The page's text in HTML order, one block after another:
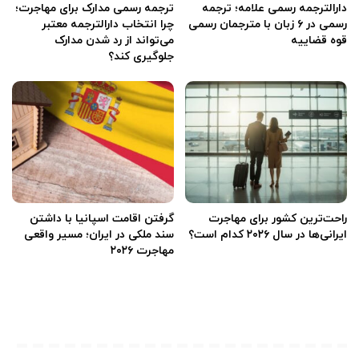
دارالترجمه رسمی علامه؛ ترجمه
رسمی در ۶ زبان با مترجمان رسمی
قوه قضاییه
ترجمه رسمی مدارک برای مهاجرت؛
چرا انتخاب دارالترجمه معتبر
می‌تواند از رد شدن مدارک
جلوگیری کند؟
راحت‌ترین کشور برای مهاجرت
ایرانی‌ها در سال ۲۰۲۶ کدام است؟
گرفتن اقامت اسپانیا با داشتن
سند ملکی در ایران؛ مسیر واقعی
مهاجرت ۲۰۲۶